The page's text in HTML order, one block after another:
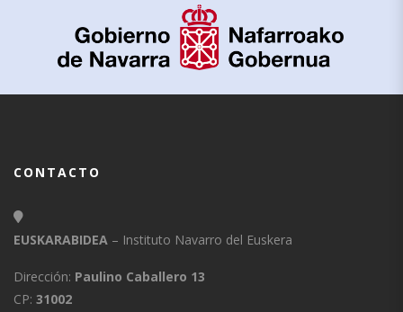
CONTACTO
EUSKARABIDEA – Instituto Navarro del Euskera
Dirección: Paulino Caballero 13
CP: 31002